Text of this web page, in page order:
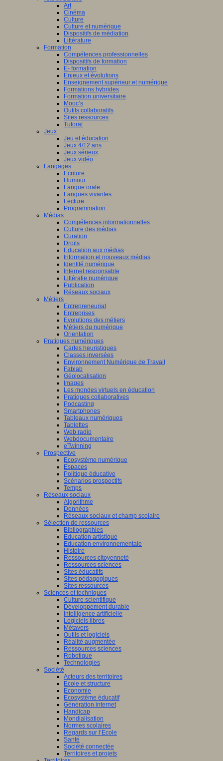
Art
Cinéma
Culture
Culture et numérique
Dispositifs de médiation
Littérature
Formation
Compétences professionnelles
Dispositifs de formation
E- formation
Enjeux et évolutions
Enseignement supérieur et numérique
Formations hybrides
Formation universitaire
Mooc’s
Outils collaboratifs
Sites ressources
Tutorat
Jeux
Jeu et éducation
Jeux 4/12 ans
Jeux sérieux
Jeux vidéo
Langages
Ecriture
Humour
Langue orale
Langues vivantes
Lecture
Programmation
Médias
Compétences informationnelles
Culture des médias
Curation
Droits
Education aux médias
Information et nouveaux médias
Identité numérique
Internet responsable
Littératie numérique
Publication
Réseaux sociaux
Métiers
Entrepreneuriat
Entreprises
Evolutions des métiers
Métiers du numérique
Orientation
Pratiques numériques
Cartes heuristiques
Classes inversées
Environnement Numérique de Travail
Fablab
Géolocalisation
Images
Les mondes virtuels en éducation
Pratiques collaboratives
Podcasting
Smartphones
Tableaux numériques
Tablettes
Web radio
Webdocumentaire
eTwinning
Prospective
Ecosystème numérique
Espaces
Politique éducative
Scénarios prospectifs
Temps
Réseaux sociaux
Algorithme
Données
Réseaux sociaux et champ scolaire
Sélection de ressources
Bibliographies
Education artistique
Education environnementale
Histoire
Ressources citoyenneté
Ressources sciences
Sites éducatifs
Sites pédagogiques
Sites ressources
Sciences et techniques
Culture scientifique
Développement durable
Intelligence artificielle
Logiciels libres
Métavers
Outils et logiciels
Réalité augmentée
Ressources sciences
Robotique
Technologies
Société
Acteurs des territoires
Ecole et structure
Economie
Ecosystème éducatif
Génération internet
Handicap
Mondialisation
Normes scolaires
Regards sur l’Ecole
Santé
Société connectée
Territoires et projets